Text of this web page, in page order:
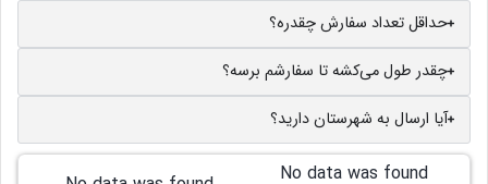
حداقل تعداد سفارش چقدره؟
چقدر طول می‌کشه تا سفارشم برسه؟
آیا ارسال به شهرستان دارید؟
No data was found